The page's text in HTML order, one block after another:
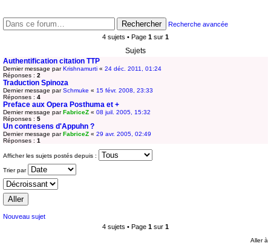
Rechercher
Recherche avancée
4 sujets • Page 1 sur 1
Sujets
Authentification citation TTP
Dernier message parKrishnamurti « 24 déc. 2011, 01:24
Réponses : 2
Traduction Spinoza
Dernier message parSchmuke « 15 févr. 2008, 23:33
Réponses : 4
Preface aux Opera Posthuma et +
Dernier message parFabriceZ « 08 juil. 2005, 15:32
Réponses : 5
Un contresens d'Appuhn ?
Dernier message parFabriceZ « 29 avr. 2005, 02:49
Réponses : 1
Afficher les sujets postés depuis :
Trier par
Nouveau sujet
4 sujets • Page 1 sur 1
Aller à